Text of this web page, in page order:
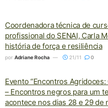
Coordenadora técnica de
profissional do SENAI, Carla
história de força e resiliência
por Adriane Rocha 21/11 0
Evento “Encontros
– Encontros negros para um
acontece nos dias 28 e 29 de